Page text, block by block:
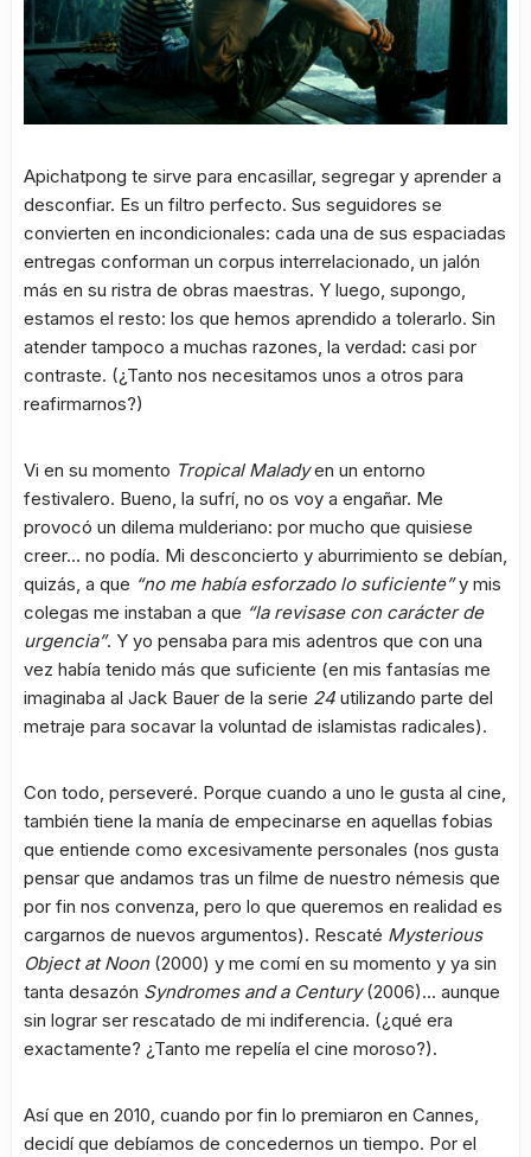
Apichatpong te sirve para encasillar, segregar y aprender a
desconfiar. Es un filtro perfecto. Sus seguidores se
convierten en incondicionales: cada una de sus espaciadas
entregas conforman un corpus interrelacionado, un jalón
más en su ristra de obras maestras. Y luego, supongo,
estamos el resto: los que hemos aprendido a tolerarlo. Sin
atender tampoco a muchas razones, la verdad: casi por
contraste. (¿Tanto nos necesitamos unos a otros para
reafirmarnos?)
Vi en su momento Tropical Maladyen un entorno
festivalero. Bueno, la sufrí, no os voy a engañar. Me
provocó un dilema mulderiano: por mucho que quisiese
creer… no podía. Mi desconcierto y aburrimiento se debían,
quizás, a que “no me había esforzado lo suficiente”y mis
colegas me instaban a que “la revisase con carácter de
urgencia”. Y yo pensaba para mis adentros que con una
vez había tenido más que suficiente (en mis fantasías me
imaginaba al Jack Bauer de la serie 24 utilizando parte del
metraje para socavar la voluntad de islamistas radicales).
Con todo, perseveré. Porque cuando a uno le gusta al cine,
también tiene la manía de empecinarse en aquellas fobias
que entiende como excesivamente personales (nos gusta
pensar que andamos tras un filme de nuestro némesis que
por fin nos convenza, pero lo que queremos en realidad es
cargarnos de nuevos argumentos). Rescaté Mysterious
Object at Noon(2000) y me comí en su momento y ya sin
tanta desazón Syndromes and a Century(2006)… aunque
sin lograr ser rescatado de mi indiferencia. (¿qué era
exactamente? ¿Tanto me repelía el cine moroso?).
Así que en 2010, cuando por fin lo premiaron en Cannes,
decidí que debíamos de concedernos un tiempo. Por el